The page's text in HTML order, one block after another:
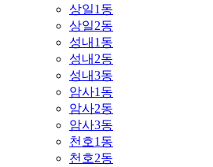
상일1동
상일2동
성내1동
성내2동
성내3동
암사1동
암사2동
암사3동
천호1동
천호2동